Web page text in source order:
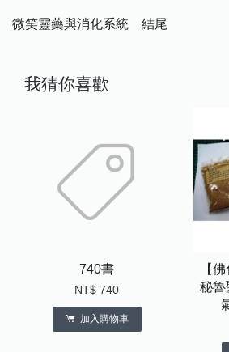
微笑靈藥與消化系統 結尾
我猜你喜歡
740書
NT$ 740
加入購物車
【
秘魯